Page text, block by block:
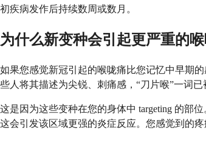
初疾病发作后持续数周或数月。
为什么新变种会引起更严重的喉
如果您感觉新冠引起的喉咙痛比您记忆中早期
些人将其描述为尖锐、刺痛感，“刀片喉”一词已
这是因为这些变种在您的身体中 targeting 的部
这会引发该区域更强的炎症反应。您感觉到的